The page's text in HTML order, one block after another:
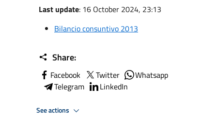
Last update: 16 October 2024, 23:13
Bilancio consuntivo 2013
Share:
Facebook Twitter
Whatsapp
Telegram
LinkedIn
See actions